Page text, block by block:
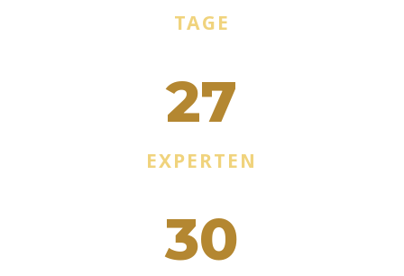
TAGE
27
EXPERTEN
30